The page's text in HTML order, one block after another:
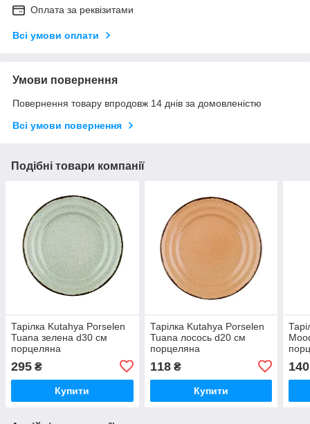
Оплата за реквізитами
Всі умови оплати
Умови повернення
Повернення товару впродовж 14 днів за домовленістю
Всі умови повернення
Подібні товари компанії
Тарілка Kutahya Porselen
Tuana зелена d30 см
порцеляна
295 ₴
Купити
Тарілка Kutahya Porselen
Tuana лосось d20 см
порцеляна
118₴
Купити
140